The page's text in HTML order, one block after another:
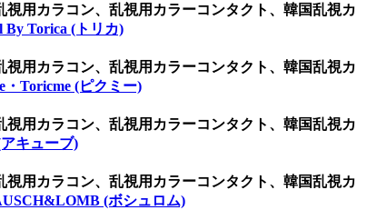
用カラコン、乱視用カラーコンタクト、韓国乱視カ
By Torica (トリカ)
用カラコン、乱視用カラーコンタクト、韓国乱視カ
・Toricme (ピクミー)
用カラコン、乱視用カラーコンタクト、韓国乱視カ
キューブ)
用カラコン、乱視用カラーコンタクト、韓国乱視カ
(ボシュロム)